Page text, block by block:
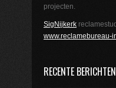
projecten.
SigNijkerk
www.reclamebureau-
RECENTE BERICHTEN